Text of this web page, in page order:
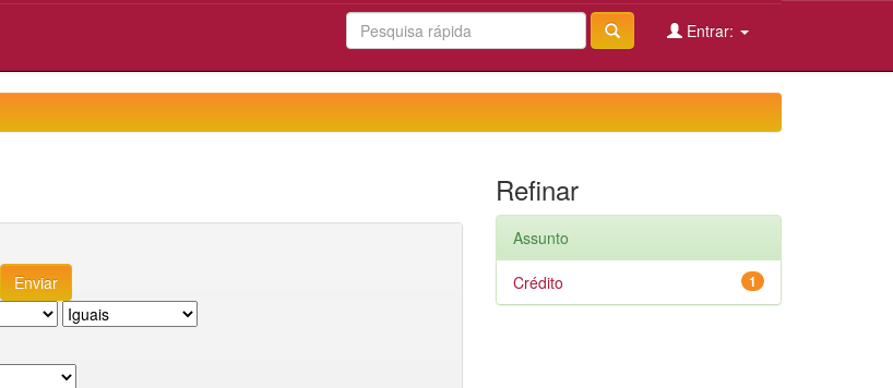
Entrar:
Refinar
Assunto
1
Crédito